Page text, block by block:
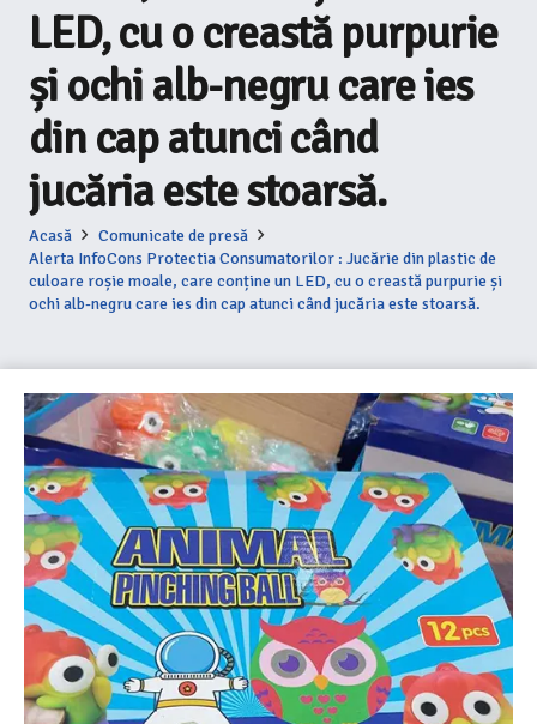
LED, cu o creastă purpurie
și ochi alb-negru care ies
din cap atunci când
jucăria este stoarsă.
Acasă
Comunicate de presă
Alerta InfoCons Protectia Consumatorilor : Jucărie din plastic de
culoare roșie moale, care conține un LED, cu o creastă purpurie și
ochi alb-negru care ies din cap atunci când jucăria este stoarsă.